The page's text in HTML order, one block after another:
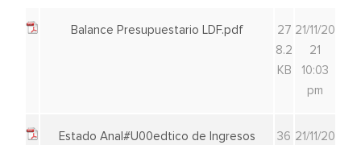
Balance Presupuestario LDF.pdf
27
8.2
KB
21/11/20
21
10:03
pm
Estado Anal#U00edtico de Ingresos 36 21/11/20